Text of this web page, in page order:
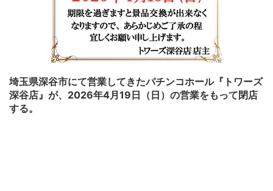
埼玉県深谷市にて営業してきたパチンコホール『トワーズ
深谷店』が、2026年4月19日（日）の営業をもって閉店
する。